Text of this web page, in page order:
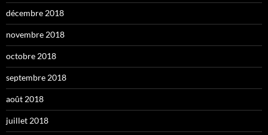
décembre 2018
novembre 2018
octobre 2018
septembre 2018
août 2018
juillet 2018